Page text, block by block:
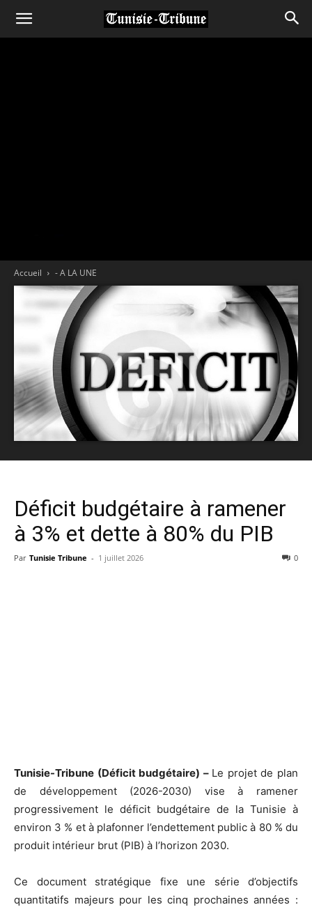
Accueil - A LA UNE
Déficit budgétaire à ramener
à 3% et dette à 80% du PIB
Par Tunisie Tribune - 1 juillet 2026 0
Tunisie-Tribune (Déficit budgétaire) – Le projet de plan
de développement (2026-2030) vise à ramener
progressivement le déficit budgétaire de la Tunisie à
environ 3 % et à plafonner l’endettement public à 80 % du
produit intérieur brut (PIB) à l’horizon 2030.
Ce document stratégique fixe une série d’objectifs
quantitatifs majeurs pour les cinq prochaines années :